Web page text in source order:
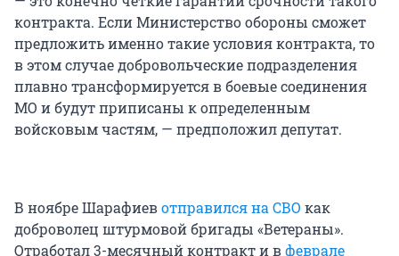
контракта. Если Министерство обороны сможет
предложить именно такие условия контракта, то
в этом случае добровольческие подразделения
плавно трансформируется в боевые соединения
МО и будут приписаны к определенным
войсковым частям, — предположил депутат.
В ноябре Шарафиевотправился на СВО как
доброволец штурмовой бригады «Ветераны».
Отработал 3-месячный контракт и вфеврале